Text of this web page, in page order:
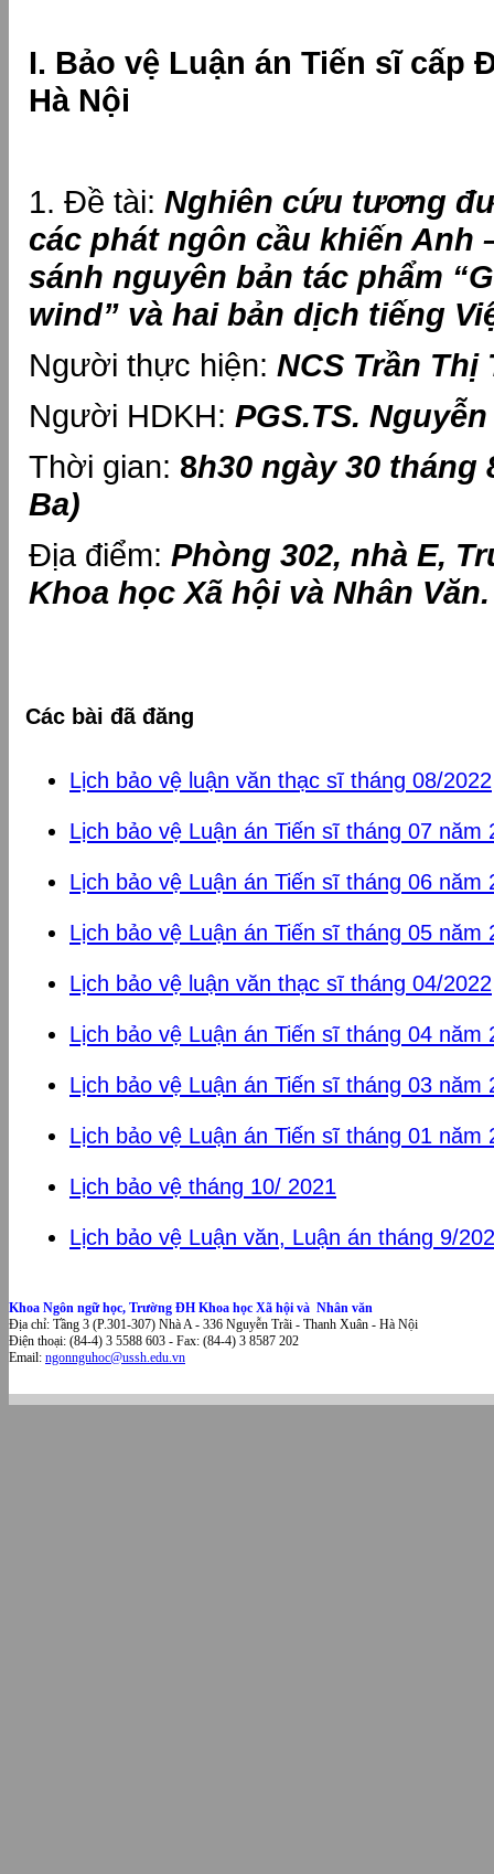
I. Bảo vệ Luận án Tiến sĩ cấp
Hà Nội
1. Đề tài: Nghiên cứu tương
các phát ngôn cầu khiến Anh
sánh nguyên bản tác phẩm
wind” và hai bản dịch tiếng
Người thực hiện: NCS Trần Thị
Người HDKH: PGS.TS.
Thời gian: 8h30 ngày 30 tháng
Ba)
Địa điểm: Phòng 302, nhà E,
Khoa học Xã hội và Nhân Văn.
Các bài đã đăng
Lịch bảo vệ luận văn thạc sĩ tháng 08/2022
Lịch bảo vệ Luận án Tiến sĩ tháng 07 năm
Lịch bảo vệ Luận án Tiến sĩ tháng 06 năm
Lịch bảo vệ Luận án Tiến sĩ tháng 05 năm
Lịch bảo vệ luận văn thạc sĩ tháng 04/2022
Lịch bảo vệ Luận án Tiến sĩ tháng 04 năm
Lịch bảo vệ Luận án Tiến sĩ tháng 03 năm
Lịch bảo vệ Luận án Tiến sĩ tháng 01 năm
Lịch bảo vệ tháng 10/ 2021
Lịch bảo vệ Luận văn, Luận án tháng 9/
Khoa Ngôn ngữ học, Trường ĐH Khoa học Xã hội và Nhân văn
Địa chỉ: Tầng 3 (P.301-307) Nhà A - 336 Nguyễn Trãi - Thanh Xuân - Hà Nội
Điện thoại: (84-4) 3 5588 603 - Fax: (84-4) 3 8587 202
Email: ngonnguhoc@ussh.edu.vn